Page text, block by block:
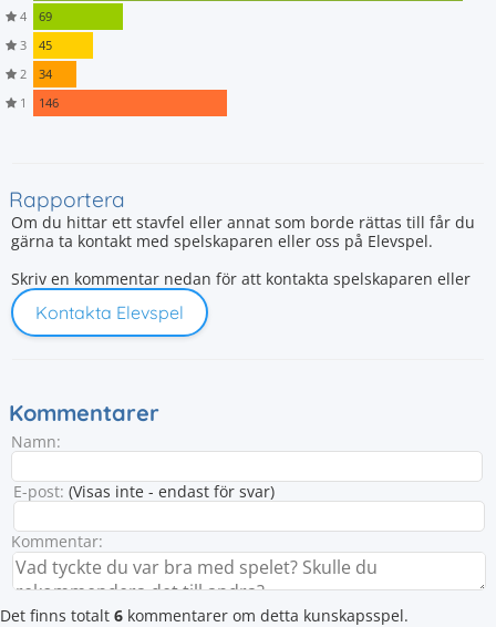
4
69
3
45
2
34
1
146
Rapportera
Om du hittar ett stavfel eller annat som borde rättas till får du
gärna ta kontakt med spelskaparen eller oss på Elevspel.
Skriv en kommentar nedan för att kontakta spelskaparen eller
Kontakta Elevspel
Kommentarer
Namn:
E-post: (Visas inte - endast för svar)
Kommentar:
Det finns totalt 6 kommentarer om detta kunskapsspel.